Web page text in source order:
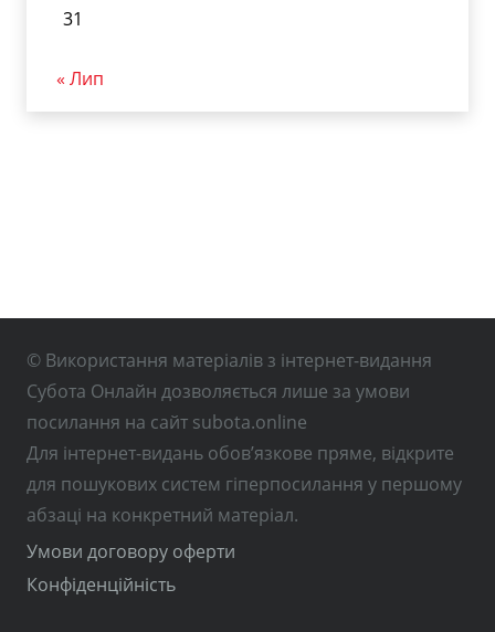
31
« Лип
© Використання матеріалів з інтернет-видання
Субота Онлайн дозволяється лише за умови
посилання на сайт subota.online
Для інтернет-видань обов’язкове пряме, відкрите
для пошукових систем гіперпосилання у першому
абзаці на конкретний матеріал.
Умови договору оферти
Конфіденційність